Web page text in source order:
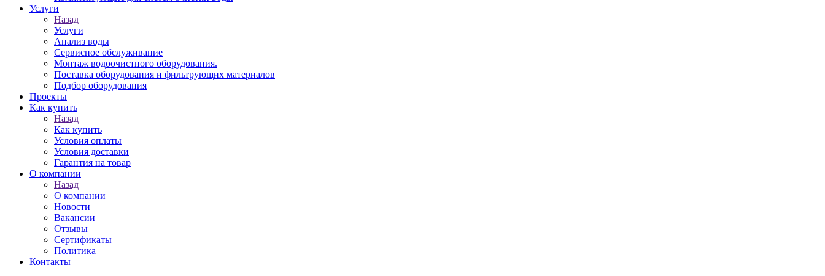
Услуги
Назад
Услуги
Анализ воды
Сервисное обслуживание
Монтаж водоочистного оборудования.
Поставка оборудования и фильтрующих материалов
Подбор оборудования
Проекты
Как купить
Назад
Как купить
Условия оплаты
Условия доставки
Гарантия на товар
О компании
Назад
О компании
Новости
Вакансии
Отзывы
Сертификаты
Политика
Контакты